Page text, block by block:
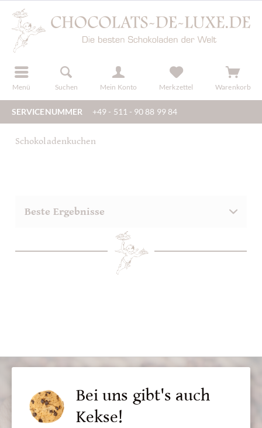
Menü Suchen Mein Konto
registrieren Merkzettel Warenkorb
SERVICENUMMER +49 - 511 - 90 88 99 84
Schokoladenkuchen
Bei uns gibt's auch
Kekse!